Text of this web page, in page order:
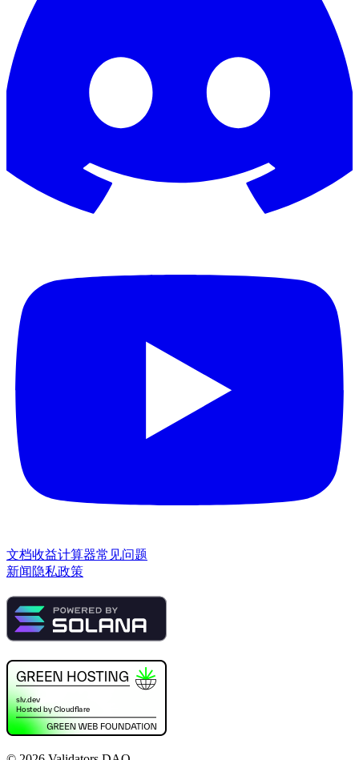
文档收益计算器常见问题
新闻 隐私政策